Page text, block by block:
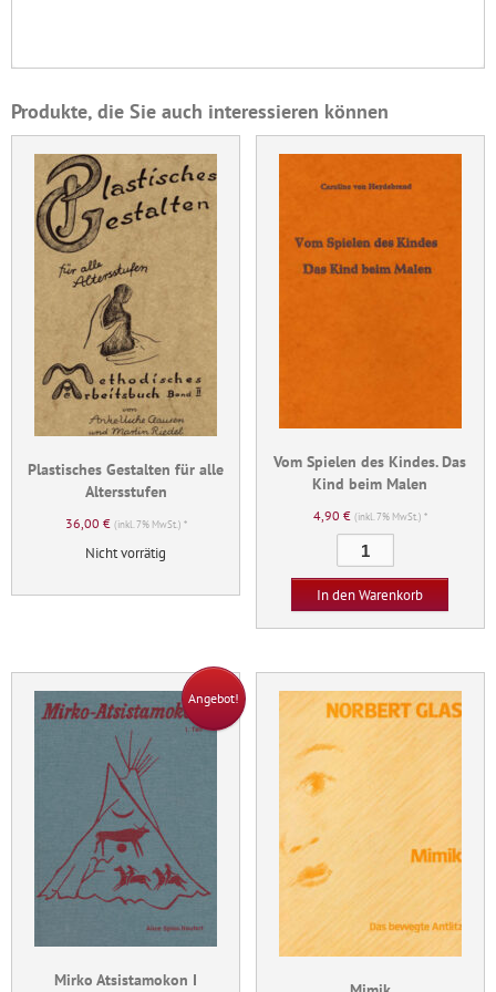
Produkte, die Sie auch interessieren können
Plastisches Gestalten für alle
Altersstufen
36,00 € (inkl. 7% MwSt.) *
Nicht vorrätig
Vom Spielen des Kindes. Das
Kind beim Malen
4,90 € (inkl. 7% MwSt.) *
Spielen
des
beim
Malen
Menge
In den Warenkorb
Angebot!
Mirko Atsistamokon I